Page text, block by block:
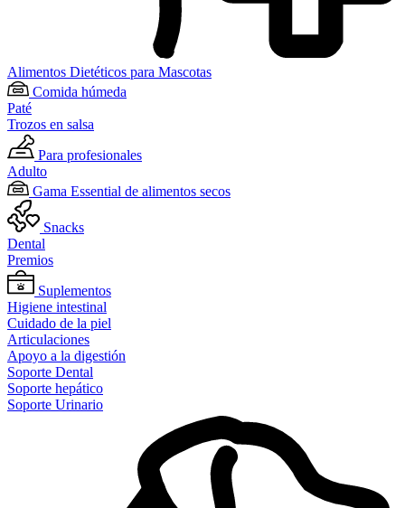
Alimentos Dietéticos para Mascotas
Comida húmeda
Paté
Trozos en salsa
Para profesionales
Adulto
Gama Essential de alimentos secos
Snacks
Dental
Premios
Suplementos
Higiene intestinal
Cuidado de la piel
Articulaciones
Apoyo a la digestión
Soporte Dental
Soporte hepático
Soporte Urinario